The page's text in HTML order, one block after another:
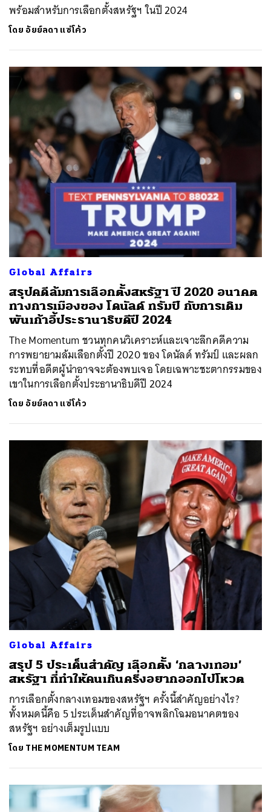
พร้อมสำหรับการเลือกตั้งสหรัฐฯ ในปี 2024
โดย อัยย์ลดา แซ่โค้ว
Global Affairs
สรุปคดีล้มการเลือกตั้งสหรัฐฯ ปี 2020 อนาคต
ทางการเมืองของ โดนัลด์ ทรัมป์ กับการเดิม
พันเก้าอี้ประธานาธิบดีปี 2024
The Momentum ชวนทุกคนวิเคราะห์และเจาะลึกคดีความ
การพยายามล้มเลือกตั้งปี 2020 ของ โดนัลด์ ทรัมป์ และผลก
ระทบที่อดีตผู้นำอาจจะต้องพบเจอ โดยเฉพาะชะตากรรมของ
เขาในการเลือกตั้งประธานาธิบดีปี 2024
โดย อัยย์ลดา แซ่โค้ว
Global Affairs
สรุป 5 ประเด็นสำคัญ เลือกตั้ง ‘กลางเทอม’
สหรัฐฯ ที่ทำให้คนเกินครึ่งอยากออกไปโหวต
การเลือกตั้งกลางเทอมของสหรัฐฯ ครั้งนี้สำคัญอย่างไร?
ทั้งหมดนี้คือ 5 ประเด็นสำคัญที่อาจพลิกโฉมอนาคตของ
สหรัฐฯ อย่างเต็มรูปแบบ
โดย THE MOMENTUM TEAM